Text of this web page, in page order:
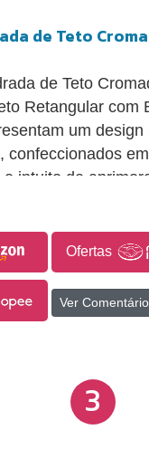
de Teto
de Teto
Retangular com
um
confeccionados
intuito de
sofisticação
Ofertas
Ver
3